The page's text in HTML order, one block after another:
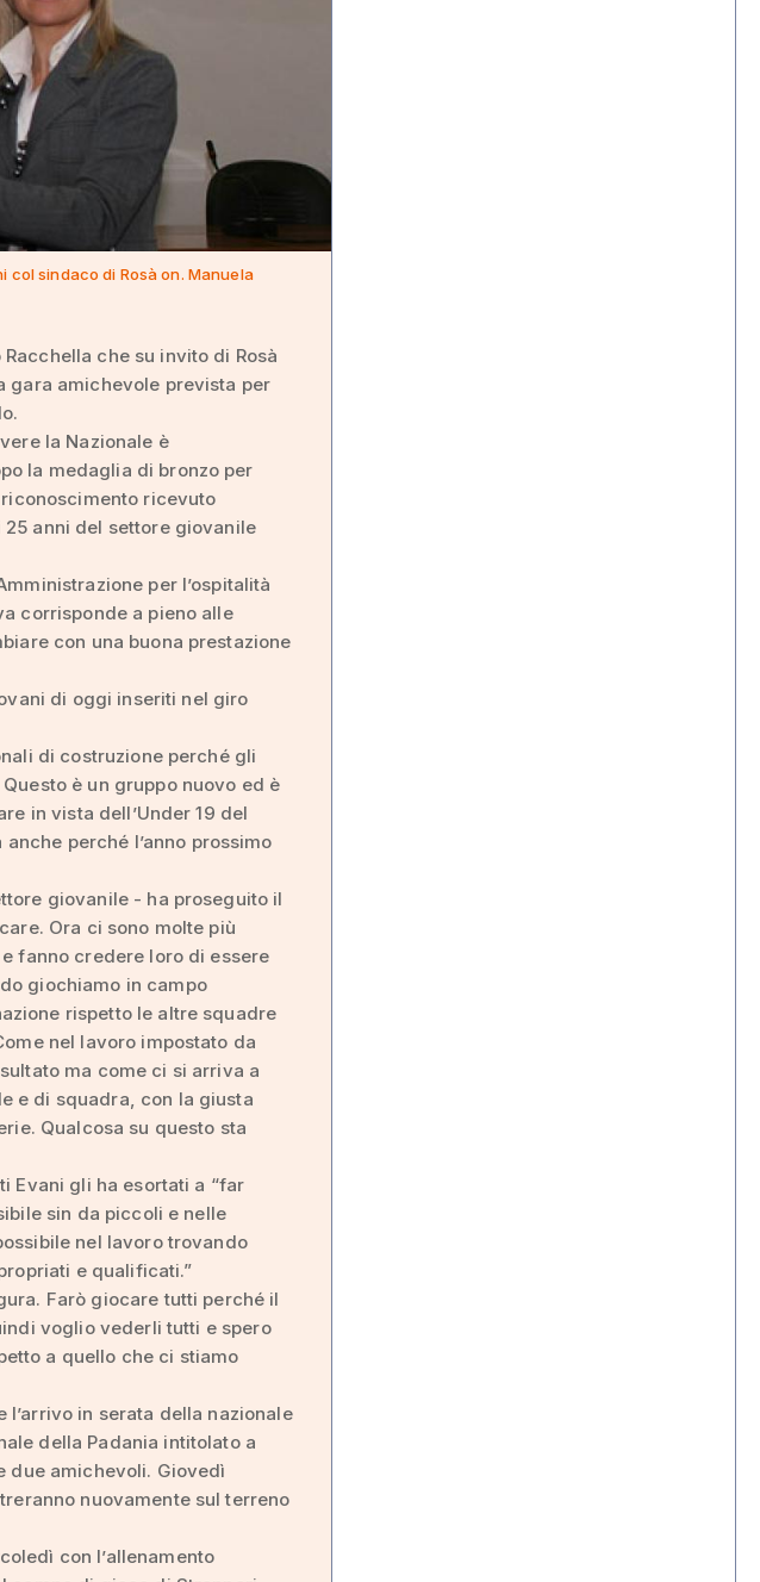
col sindaco di Rosà on. Manuela
che su invito di Rosà
gara amichevole prevista per
la Nazionale è
la medaglia di bronzo per
ricevuto
25 anni del settore giovanile
per l’ospitalità
corrisponde a pieno alle
con una buona prestazione
di oggi inseriti nel giro
di costruzione perché gli
è un gruppo nuovo ed è
in vista dell’Under 19 del
perché l’anno prossimo
giovanile - ha proseguito il
Ora ci sono molte più
fanno credere loro di essere
giochiamo in campo
rispetto le altre squadre
nel lavoro impostato da
ma come ci si arriva a
e di squadra, con la giusta
Qualcosa su questo sta
Evani gli ha esortati a “far
sin da piccoli e nelle
nel lavoro trovando
e qualificati.”
Farò giocare tutti perché il
voglio vederli tutti e spero
a quello che ci stiamo
in serata della nazionale
della Padania intitolato a
due amichevoli. Giovedì
nuovamente sul terreno
con l’allenamento